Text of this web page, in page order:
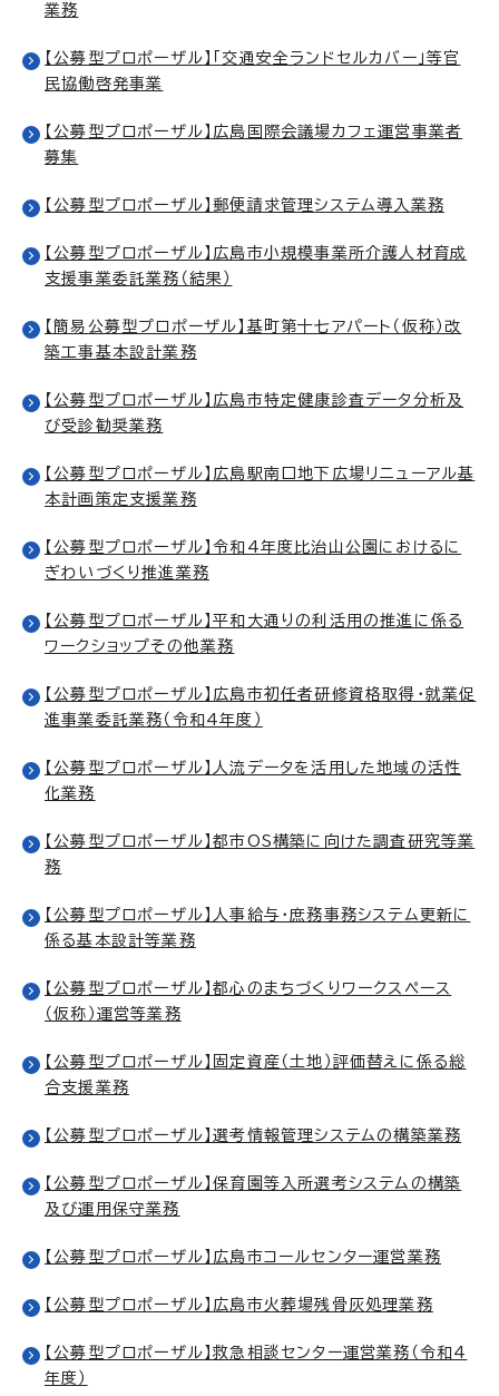
業務
【公募型プロポーザル】「交通安全ランドセルカバー」等官
民協働啓発事業
【公募型プロポーザル】広島国際会議場カフェ運営事業者
募集
【公募型プロポーザル】郵便請求管理システム導入業務
【公募型プロポーザル】広島市小規模事業所介護人材育成
支援事業委託業務（結果）
【簡易公募型プロポーザル】基町第十七アパート（仮称）改
築工事基本設計業務
【公募型プロポーザル】広島市特定健康診査データ分析及
び受診勧奨業務
【公募型プロポーザル】広島駅南口地下広場リニューアル基
本計画策定支援業務
【公募型プロポーザル】令和4年度比治山公園におけるに
ぎわいづくり推進業務
【公募型プロポーザル】平和大通りの利活用の推進に係る
ワークショップその他業務
【公募型プロポーザル】広島市初任者研修資格取得・就業促
進事業委託業務（令和4年度）
【公募型プロポーザル】人流データを活用した地域の活性
化業務
【公募型プロポーザル】都市OS構築に向けた調査研究等業
務
【公募型プロポーザル】人事給与・庶務事務システム更新に
係る基本設計等業務
【公募型プロポーザル】都心のまちづくりワークスペース
（仮称）運営等業務
【公募型プロポーザル】固定資産（土地）評価替えに係る総
合支援業務
【公募型プロポーザル】選考情報管理システムの構築業務
【公募型プロポーザル】保育園等入所選考システムの構築
及び運用保守業務
【公募型プロポーザル】広島市コールセンター運営業務
【公募型プロポーザル】広島市火葬場残骨灰処理業務
【公募型プロポーザル】救急相談センター運営業務（令和4
年度）